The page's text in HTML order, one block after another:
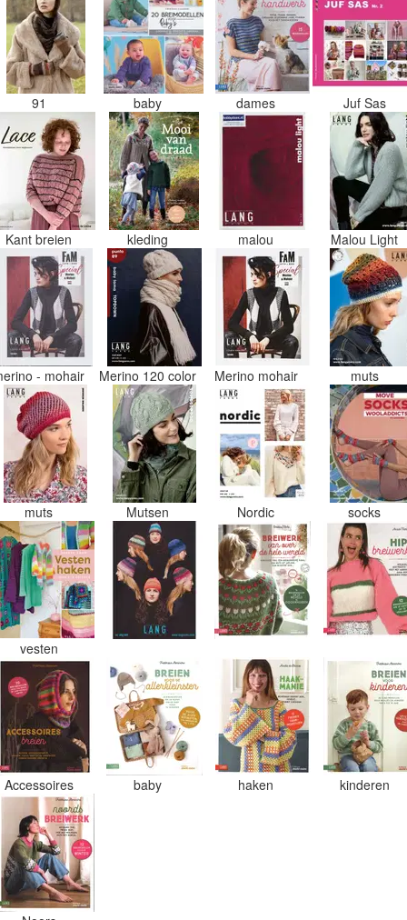
91 baby dames Juf Sas
Kant breien kleding malou Malou Light
- mohair Merino 120 color Merino mohair muts
muts Mutsen Nordic socks
vesten
Accessoires baby haken kinderen